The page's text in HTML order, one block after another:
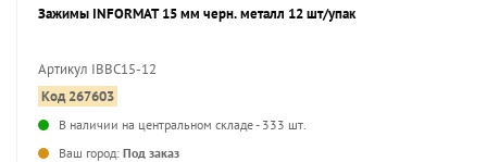
Зажимы INFORMAT 15 мм черн. металл 12 шт/упак
Артикул IBBC15-12
Код 267603
В наличии на центральном складе - 333 шт.
Ваш город: Под заказ